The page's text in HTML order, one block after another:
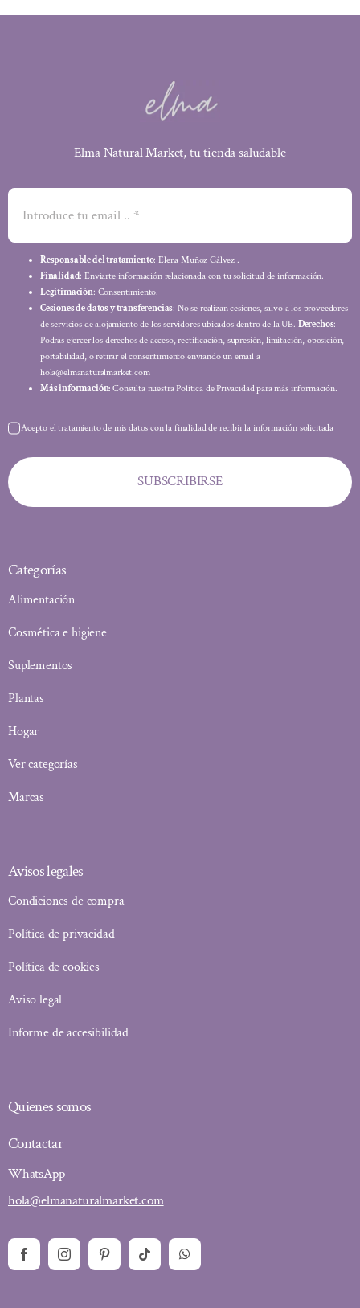
Elma Natural Market, tu tienda saludable
Responsable del tratamiento: Elena Muñoz Gálvez .
Finalidad: Enviarte información relacionada con tu solicitud de información.
Legitimación: Consentimiento.
Cesiones de datos y transferencias: No se realizan cesiones, salvo a los proveedores
de servicios de alojamiento de los servidores ubicados dentro de la UE. Derechos:
Podrás ejercer los derechos de acceso, rectificación, supresión, limitación, oposición,
portabilidad, o retirar el consentimiento enviando un email a
hola@elmanaturalmarket.com
Más información: Consulta nuestra Política de Privacidad para más información.
Acepto el tratamiento de mis datos con la finalidad de recibir la información solicitada
SUBSCRIBIRSE
Categorías
Alimentación
Cosmética e higiene
Suplementos
Plantas
Hogar
Ver categorías
Marcas
Avisos legales
Condiciones de compra
Política de privacidad
Política de cookies
Aviso legal
Informe de accesibilidad
Quienes somos
Contactar
WhatsApp
hola@elmanaturalmarket.com